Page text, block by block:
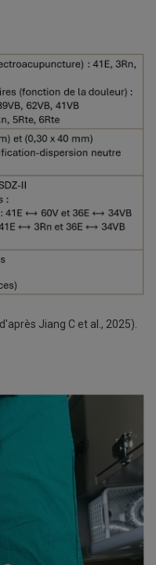
Jiang C et al., 2025).